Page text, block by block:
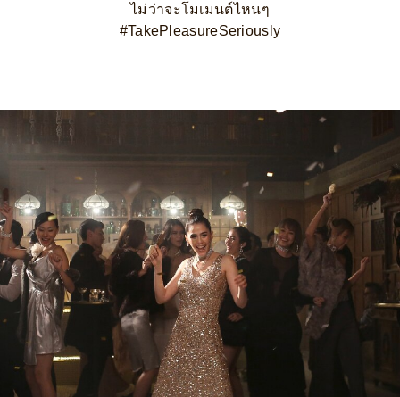
ไม่ว่าจะโมเมนต์ไหนๆ
#TakePleasureSeriously